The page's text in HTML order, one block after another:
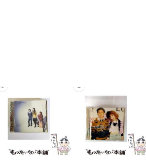
4 5